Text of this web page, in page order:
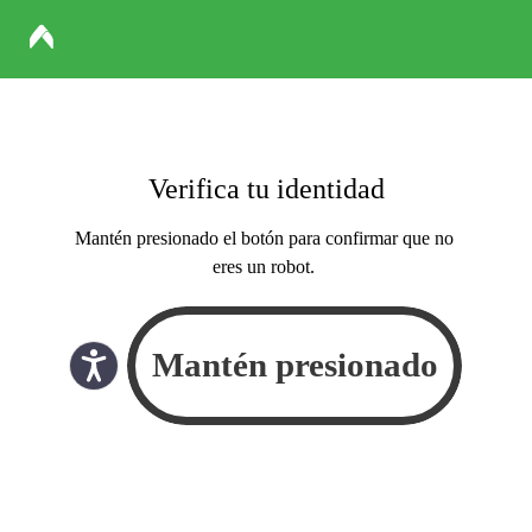
Verifica tu identidad
Mantén presionado el botón para confirmar que no
eres un robot.